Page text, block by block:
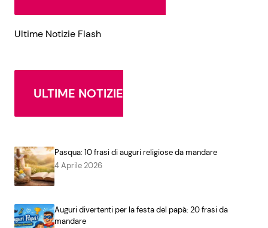
Ultime Notizie Flash
ULTIME NOTIZIE
Pasqua: 10 frasi di auguri religiose da mandare
4 Aprile 2026
Auguri divertenti per la festa del papà: 20 frasi da
mandare